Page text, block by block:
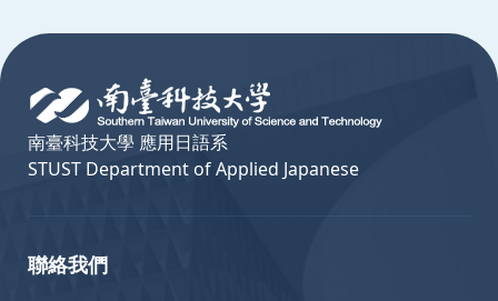
南臺科技大學 應用日語系
STUST Department of Applied Japanese
聯絡我們